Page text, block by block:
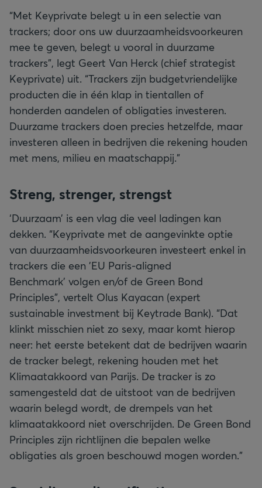
“Met Keyprivate belegt u in een selectie van
trackers; door ons uw duurzaamheidsvoorkeuren
mee te geven, belegt u vooral in duurzame
trackers”, legt Geert Van Herck (chief strategist
Keyprivate) uit. “Trackers zijn budgetvriendelijke
producten die in één klap in tientallen of
honderden aandelen of obligaties investeren.
Duurzame trackers doen precies hetzelfde, maar
investeren alleen in bedrijven die rekening houden
met mens, milieu en maatschappij.”
Streng, strenger, strengst
‘Duurzaam’ is een vlag die veel ladingen kan
dekken. “Keyprivate met de aangevinkte optie
van duurzaamheidsvoorkeuren investeert enkel in
trackers die een 'EU Paris-aligned
Benchmark' volgen en/of de Green Bond
Principles”, vertelt Olus Kayacan (expert
sustainable investment bij Keytrade Bank). “Dat
klinkt misschien niet zo sexy, maar komt hierop
neer: het eerste betekent dat de bedrijven waarin
de tracker belegt, rekening houden met het
Klimaatakkoord van Parijs. De tracker is zo
samengesteld dat de uitstoot van de bedrijven
waarin belegd wordt, de drempels van het
klimaatakkoord niet overschrijden. De Green Bond
Principles zijn richtlijnen die bepalen welke
obligaties als groen beschouwd mogen worden."